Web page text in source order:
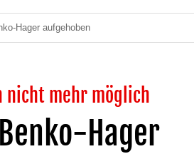
Hager aufgehoben
nicht mehr möglich
Hager